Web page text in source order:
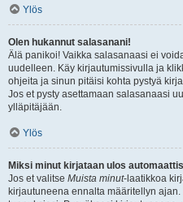
Ylös
Olen hukannut salasanani!
Älä panikoi! Vaikka salasanaasi ei
uudelleen. Käy kirjautumissivulla ja
ohjeita ja sinun pitäisi kohta pystyä
Jos et pysty asettamaan salasanaasi
ylläpitäjään.
Ylös
Miksi minut kirjataan ulos
Jos et valitse Muista minut-laatikkoa
kirjautuneena ennalta määritellyn